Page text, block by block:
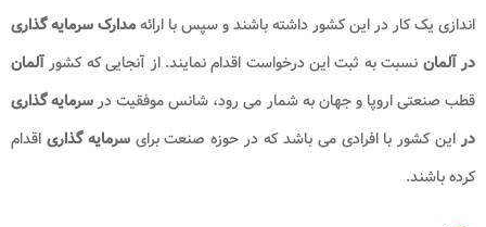
اندازی یک کار در این کشور داشته باشند و سپس با ارائهمدارک سرمایه گذاری
در آلمان نسبت به ثبت این درخواست اقدام نمایند. از آنجایی که کشورآلمان
قطب صنعتی اروپا و جهان به شمار می رود، شانس موفقیت درسرمایه گذاری
دراین کشور با افرادی می باشد که در حوزه صنعت برایسرمایه گذاری اقدام
کرده باشند.